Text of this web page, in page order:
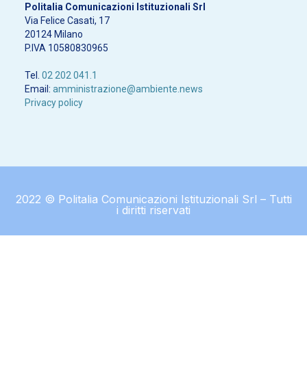
Politalia Comunicazioni Istituzionali Srl
Via Felice Casati, 17
20124 Milano
P.IVA 10580830965
Tel. 02 202 041.1
Email: amministrazione@ambiente.news
Privacy policy
2022 © Politalia Comunicazioni Istituzionali Srl – Tutti
i diritti riservati